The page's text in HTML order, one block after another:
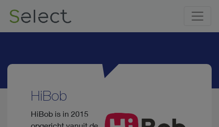
HiBob
HiBob is in 2015